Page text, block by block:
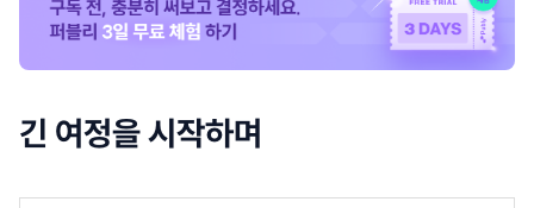
긴 여정을 시작하며